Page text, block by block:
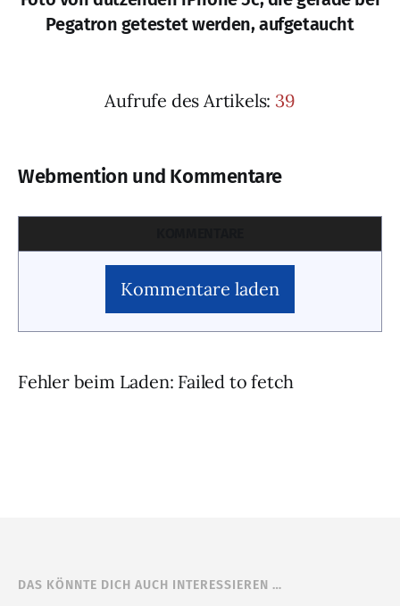
Pegatron getestet werden, aufgetaucht
Aufrufe des Artikels: 39
Webmention und Kommentare
Kommentare laden
Fehler beim Laden: Failed to fetch
DAS KÖNNTE DICH AUCH INTERESSIEREN …